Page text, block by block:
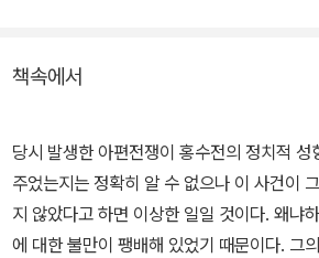
책속에서
당시 발생한 아편전쟁이 홍수전의 정치적 성
주었는지는 정확히 알 수 없으나 이 사건이
지 않았다고 하면 이상한 일일 것이다. 왜냐
에 대한 불만이 팽배해 있었기 때문이다. 그